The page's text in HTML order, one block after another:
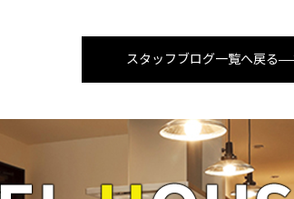
スタッフブログ一覧へ戻る